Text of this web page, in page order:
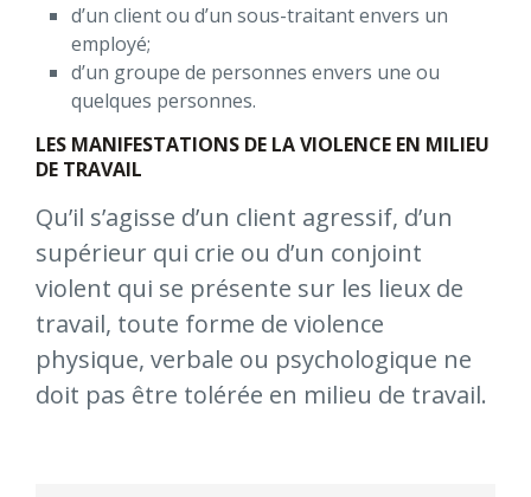
d’un client ou d’un sous-traitant envers un
employé;
d’un groupe de personnes envers une ou
quelques personnes.
LES MANIFESTATIONS DE LA VIOLENCE EN MILIEU
DE TRAVAIL
Qu’il s’agisse d’un client agressif, d’un
supérieur qui crie ou d’un conjoint
violent qui se présente sur les lieux de
travail, toute forme de violence
physique, verbale ou psychologique ne
doit pas être tolérée en milieu de travail.